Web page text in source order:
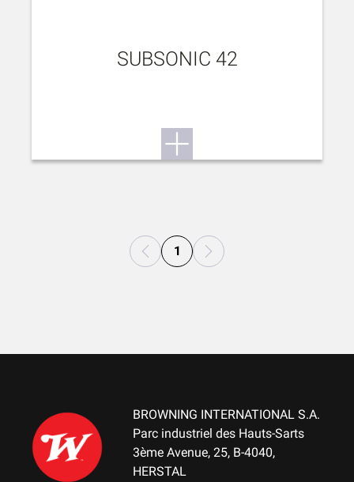
SUBSONIC 42
1
BROWNING INTERNATIONAL S.A.
Parc industriel des Hauts-Sarts
3ème Avenue, 25, B-4040,
HERSTAL